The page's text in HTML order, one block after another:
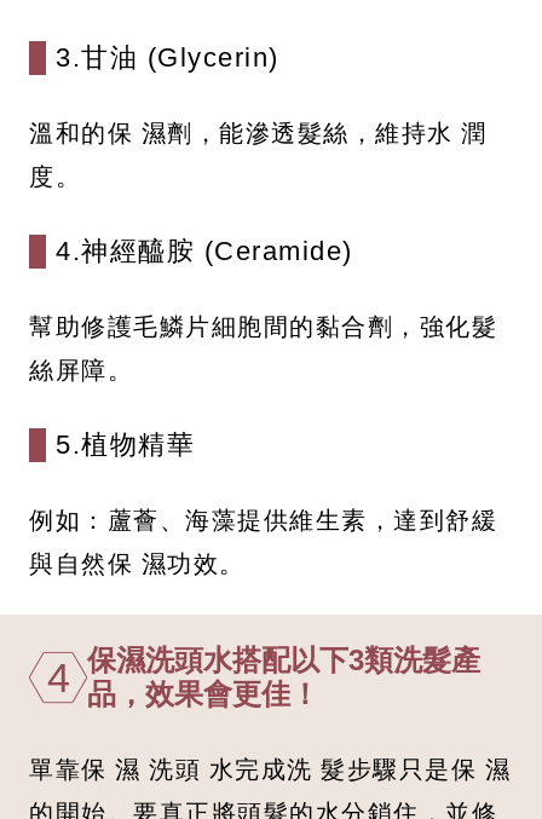
3.甘油 (Glycerin)
溫和的保 濕劑，能滲透髮絲，維持水 潤
度。
4.神經醯胺 (Ceramide)
幫助修護毛鱗片細胞間的黏合劑，強化髮
絲屏障。
5.植物精華
例如：蘆薈、海藻提供維生素，達到舒緩
與自然保 濕功效。
4 保濕洗頭水搭配以下3類洗髮產
品，效果會更佳！
單靠保 濕 洗頭 水完成洗 髮步驟只是保 濕
的開始。要真正將頭髮的水分鎖住，並修